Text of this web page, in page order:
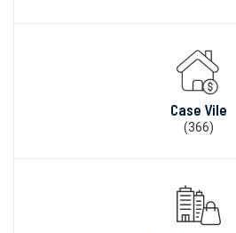
Case Vile
(366)